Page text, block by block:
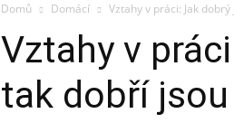
Domů Domácí Vztahy v práci: Jak
Vztahy v
tak dobří